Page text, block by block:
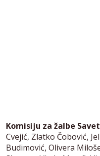
Komisiju za žalbe
Cvejić, Zlatko Čobović,
Budimović, Olivera